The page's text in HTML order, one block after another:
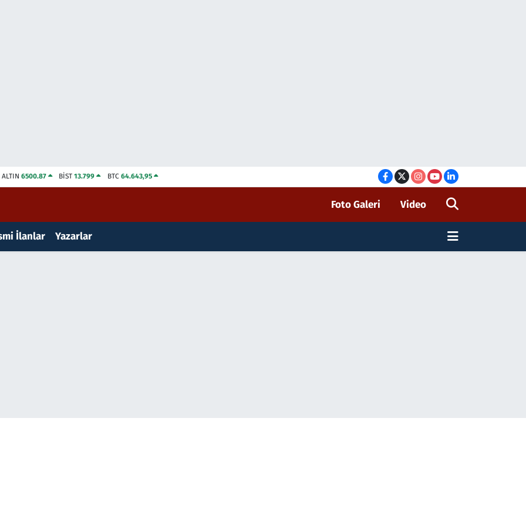
ALTIN 6500.87 BİST13.799 BTC 64.643,95
Foto Galeri Video
İlanlar Yazarlar